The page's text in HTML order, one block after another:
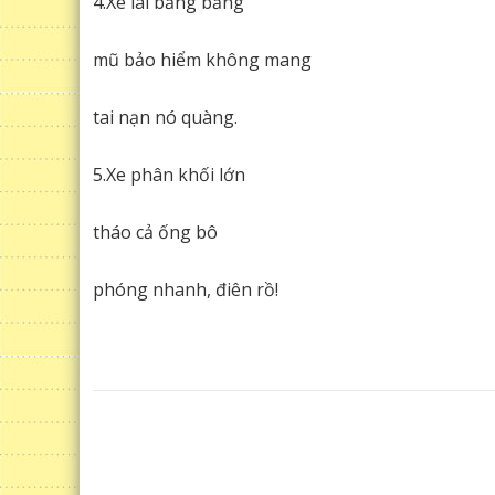
mũ bảo hiểm không mang
tai nạn nó quàng.
5.Xe phân khối lớn
tháo cả ống bô
phóng nhanh, điên rồ!